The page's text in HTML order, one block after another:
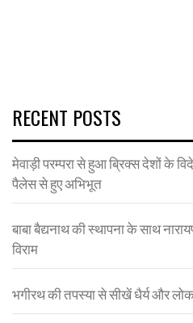
RECENT POSTS
मेवाड़ी परम्परा से हुआ ब्रिक्स देशों के
पैलेस से हुए अभिभूत
बाबा बैद्यनाथ की स्थापना के साथ
विराम
भगीरथ की तपस्या से सीखें धैर्य और